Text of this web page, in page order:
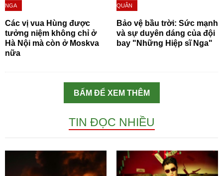
NGA
Các vị vua Hùng được
tưởng niệm không chỉ ở
Hà Nội mà còn ở Moskva
nữa
QUÂN
Bảo vệ bầu trời: Sức mạnh
và sự duyên dáng của đội
bay "Những Hiệp sĩ Nga"
BẤM ĐỂ XEM THÊM
TIN ĐỌC NHIỀU